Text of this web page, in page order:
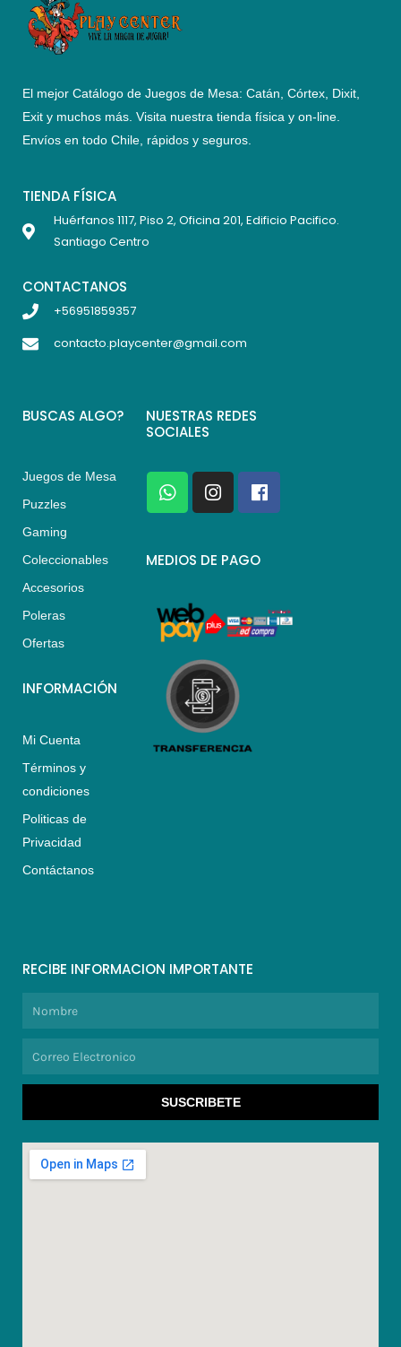
El mejor Catálogo de Juegos de Mesa: Catán, Córtex, Dixit,
Exit y muchos más. Visita nuestra tienda física y on-line.
Envíos en todo Chile, rápidos y seguros.
TIENDA FÍSICA
Huérfanos 1117, Piso 2, Oficina 201, Edificio Pacifico.
Santiago Centro
CONTACTANOS
+56951859357
contacto.playcenter@gmail.com
BUSCAS ALGO?
Juegos de Mesa
Puzzles
Gaming
Coleccionables
Accesorios
Poleras
Ofertas
INFORMACIÓN
Mi Cuenta
Términos y
condiciones
Politicas de
Privacidad
Contáctanos
NUESTRAS REDES
SOCIALES
W
h
a
s
p
I
n
s
a
a
m
F
a
c
b
k
MEDIOS DE PAGO
RECIBE INFORMACION IMPORTANTE
SUSCRIBETE